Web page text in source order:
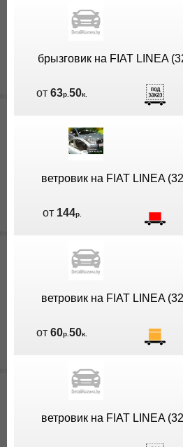
брызговик на FIAT LINEA
от63р.50к.
ветровик на FIAT LINEA
от 144р.
ветровик на FIAT LINEA
от60р.50к.
ветровик на FIAT LINEA